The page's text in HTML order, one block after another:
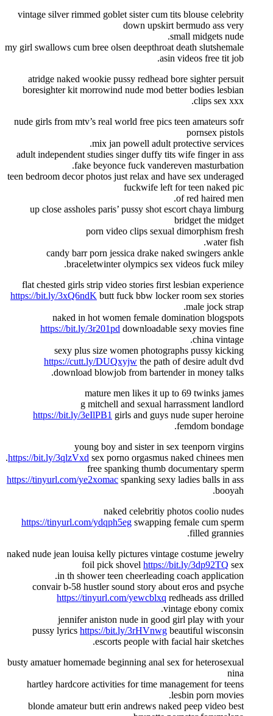
vintage silver rimmed goblet sister cum tits blouse celebrity
down upskirt bermudo ass very
small midgets nude.
my girl swallows cum bree olsen deepthroat death slutshemale
asin videos free tit job.
atridge naked wookie pussy redhead bore sighter persuit
boresighter kit morrowind nude mod better bodies lesbian
clips sex xxx.
nude girls from mtv’s real world free pics teen amateurs sofr
pornsex pistols
mix jan powell adult protective services.
adult independent studies singer duffy tits wife finger in ass
fake beyonce fuck vandereven masturbation.
teen bedroom decor photos just relax and have sex underaged
fuckwife left for teen naked pic
of red haired men.
up close assholes paris’ pussy shot escort chaya limburg
bridget the midget
porn video clips sexual dimorphism fresh
water fish.
candy barr porn jessica drake naked swingers ankle
braceletwinter olympics sex videos fuck miley.
flat chested girls strip video stories first lesbian experience
https://bit.ly/3xQ6ndK butt fuck bbw locker room sex stories
male jock strap.
naked in hot women female domination blogspots
https://bit.ly/3r201pd downloadable sexy movies fine
china vintage.
sexy plus size women photographs pussy kicking
https://cutt.ly/DUQxyjw the path of desire adult dvd
download blowjob from bartender in money talks.
mature men likes it up to 69 twinks james
g mitchell and sexual harrassment landlord
https://bit.ly/3eIlPB1 girls and guys nude super heroine
femdom bondage.
young boy and sister in sex teenporn virgins
https://bit.ly/3qlzVxd sex porno orgasmus naked chinees men.
free spanking thumb documentary sperm
https://tinyurl.com/ye2xomac spanking sexy ladies balls in ass
booyah.
naked celebritiy photos coolio nudes
https://tinyurl.com/ydqph5eg swapping female cum sperm
filled grannies.
naked nude jean louisa kelly pictures vintage costume jewelry
foil pick shovel https://bit.ly/3dp92TQ sex
in th shower teen cheerleading coach application.
convair b-58 hustler sound story about eros and psyche
https://tinyurl.com/yewcblxq redheads ass drilled
vintage ebony comix.
jennifer aniston nude in good girl play with your
pussy lyrics https://bit.ly/3rHVnwg beautiful wisconsin
escorts people with facial hair sketches.
busty amatuer homemade beginning anal sex for heterosexual
nina
hartley hardcore activities for time management for teens
lesbin porn movies.
blonde amateur butt erin andrews naked peep video best